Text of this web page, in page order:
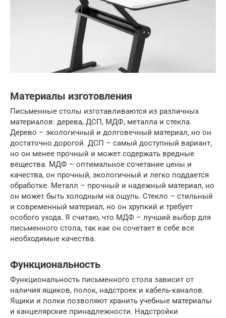
Материалы изготовления
Письменные столы изготавливаются из различных
материалов: дерева, ДСП, МДФ, металла и стекла.
Дерево – экологичный и долговечный материал, но он
достаточно дорогой. ДСП – самый доступный вариант,
но он менее прочный и может содержать вредные
вещества. МДФ – оптимальное сочетание цены и
качества, он прочный, экологичный и легко поддается
обработке. Металл – прочный и надежный материал, но
он может быть холодным на ощупь. Стекло – стильный
и современный материал, но он хрупкий и требует
особого ухода. Я считаю, что МДФ – лучший выбор для
письменного стола, так как он сочетает в себе все
необходимые качества.
Функциональность
Функциональность письменного стола зависит от
наличия ящиков, полок, надстроек и кабель-каналов.
Ящики и полки позволяют хранить учебные материалы
и канцелярские принадлежности. Надстройки